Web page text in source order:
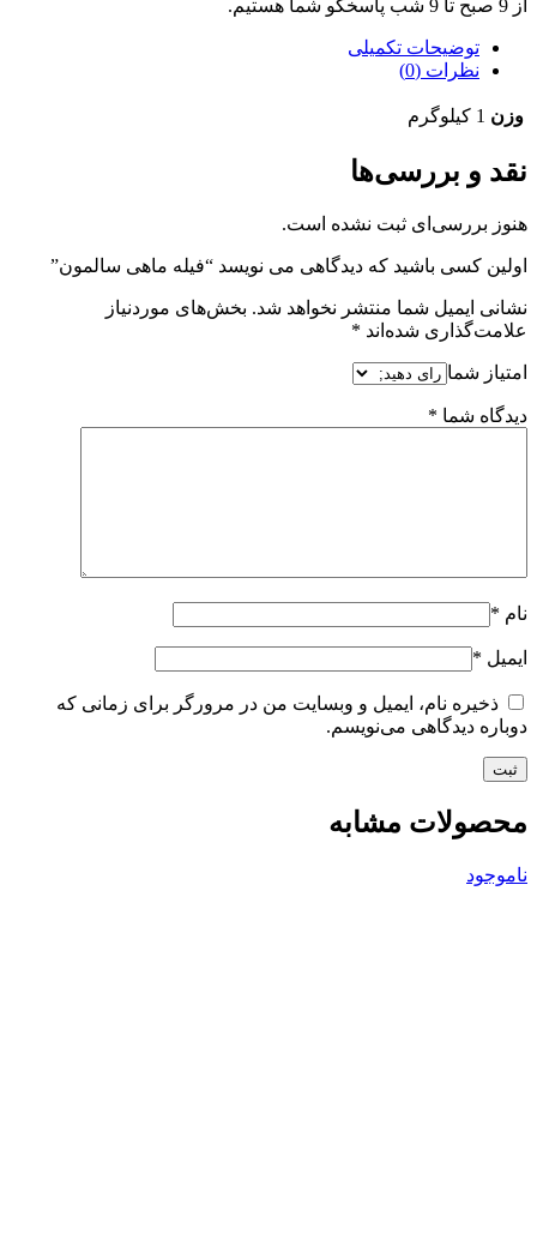
از 9 صبح تا 9 شب پاسخگو شما هستیم.
توضیحات تکمیلی
نظرات (0)
وزن 1 کیلوگرم
نقد و بررسی‌ها
هنوز بررسی‌ای ثبت نشده است.
اولین کسی باشید که دیدگاهی می نویسد “فیله ماهی سالمون”
نشانی ایمیل شما منتشر نخواهد شد. بخش‌های موردنیاز
علامت‌گذاری شده‌اند *
امتیاز شما
دیدگاه شما *
نام *
ایمیل *
ذخیره نام، ایمیل و وبسایت من در مرورگر برای زمانی که
دوباره دیدگاهی می‌نویسم.
محصولات مشابه
ناموجود